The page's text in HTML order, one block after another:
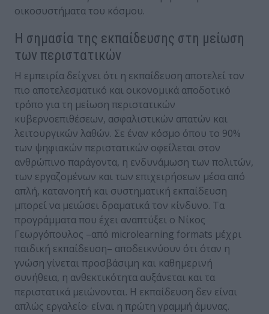
οικοσυστήματα του κόσμου.
Η σημασία της εκπαίδευσης στη μείωση
των περιστατικών
Η εμπειρία δείχνει ότι η εκπαίδευση αποτελεί τον
πιο αποτελεσματικό και οικονομικά αποδοτικό
τρόπο για τη μείωση περιστατικών
κυβερνοεπιθέσεων, ασφαλιστικών απατών και
λειτουργικών λαθών. Σε έναν κόσμο όπου το 90%
των ψηφιακών περιστατικών οφείλεται στον
ανθρώπινο παράγοντα, η ενδυνάμωση των πολιτών,
των εργαζομένων και των επιχειρήσεων μέσα από
απλή, κατανοητή και συστηματική εκπαίδευση
μπορεί να μειώσει δραματικά τον κίνδυνο. Τα
προγράμματα που έχει αναπτύξει ο Νίκος
Γεωργόπουλος –από microlearning formats μέχρι
παιδική εκπαίδευση– αποδεικνύουν ότι όταν η
γνώση γίνεται προσβάσιμη και καθημερινή
συνήθεια, η ανθεκτικότητα αυξάνεται και τα
περιστατικά μειώνονται. Η εκπαίδευση δεν είναι
απλώς εργαλείο· είναι η πρώτη γραμμή άμυνας.